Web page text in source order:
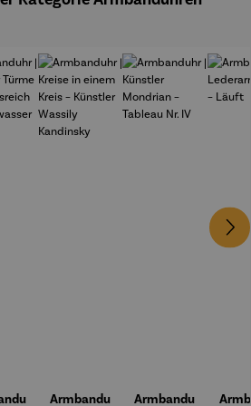
Armbandu
Armbandu